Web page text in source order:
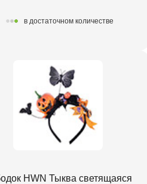
в достаточном количестве
HWN Тыква светящаяся